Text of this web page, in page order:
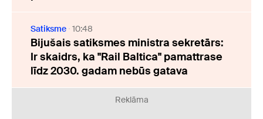
Satiksme 10:48
Bijušais satiksmes ministra sekretārs:
Ir skaidrs, ka "Rail Baltica" pamattrase
līdz 2030. gadam nebūs gatava
Reklāma